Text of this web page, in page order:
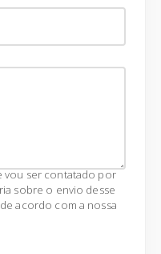
vou ser contatado por
sobre o envio desse
acordo com a nossa